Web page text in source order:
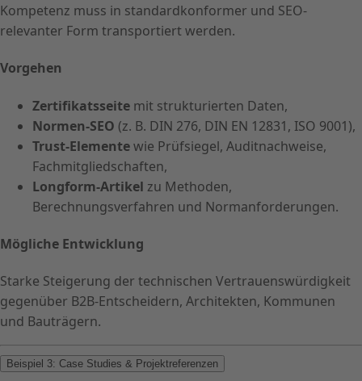
Kompetenz muss in standardkonformer und SEO-
relevanter Form transportiert werden.
Vorgehen
Zertifikatsseite mit strukturierten Daten,
Normen-SEO (z. B. DIN 276, DIN EN 12831, ISO 9001),
Trust-Elementewie Prüfsiegel, Auditnachweise,
Fachmitgliedschaften,
Longform-Artikel zu Methoden,
Berechnungsverfahren und Normanforderungen.
Mögliche Entwicklung
Starke Steigerung der technischen Vertrauenswürdigkeit
gegenüber B2B-Entscheidern, Architekten, Kommunen
und Bauträgern.
Beispiel 3: Case Studies & Projektreferenzen